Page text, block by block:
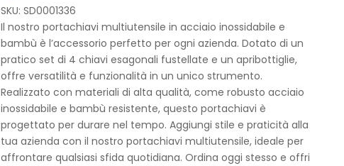
SKU: SD0001336
Il nostro portachiavi multiutensile in acciaio inossidabile e
bambù è l’accessorio perfetto per ogni azienda. Dotato di un
pratico set di 4 chiavi esagonali fustellate e un apribottiglie,
offre versatilità e funzionalità in un unico strumento.
Realizzato con materiali di alta qualità, come robusto acciaio
inossidabile e bambù resistente, questo portachiavi è
progettato per durare nel tempo. Aggiungi stile e praticità alla
tua azienda con il nostro portachiavi multiutensile, ideale per
affrontare qualsiasi sfida quotidiana. Ordina oggi stesso e offri